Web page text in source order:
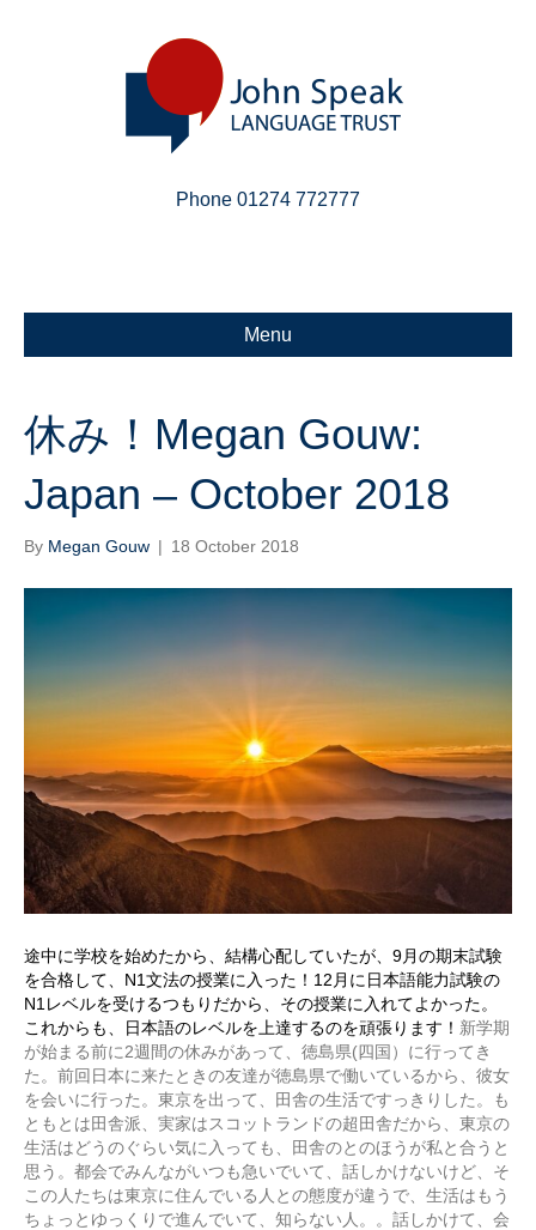
Phone 01274 772777
Menu
休み！Megan Gouw:
Japan – October 2018
By Megan Gouw | 18 October 2018
途中に学校を始めたから、結構心配していたが、9月の期末試験
を合格して、N1文法の授業に入った！12月に日本語能力試験の
N1レベルを受けるつもりだから、その授業に入れてよかった。
これからも、日本語のレベルを上達するのを頑張ります！ 新学期
が始まる前に2週間の休みがあって、徳島県(四国）に行ってき
た。前回日本に来たときの友達が徳島県で働いているから、彼女
を会いに行った。東京を出って、田舎の生活ですっきりした。も
ともとは田舎派、実家はスコットランドの超田舎だから、東京の
生活はどうのぐらい気に入っても、田舎のとのほうが私と合うと
思う。都会でみんながいつも急いでいて、話しかけないけど、そ
この人たちは東京に住んでいる人との態度が違うで、生活はもう
ちょっとゆっくりで進んでいて、知らない人。。話しかけて、会